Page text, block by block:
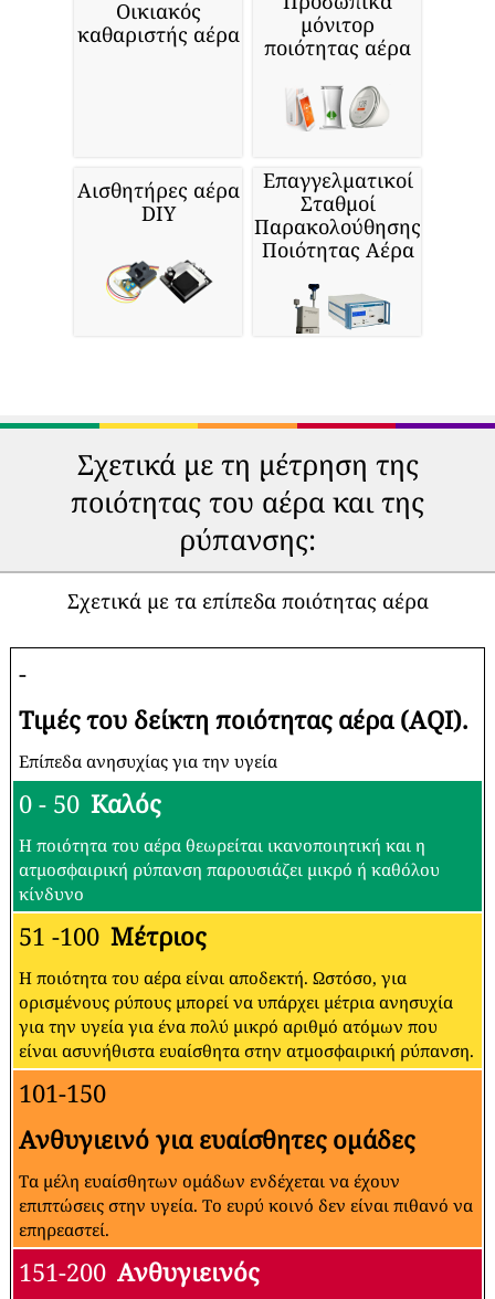
Οικιακός
καθαριστής αέρα
μόνιτορ
ποιότητας αέρα
Αισθητήρες αέρα
DIY
Επαγγελματικοί
Σταθμοί
Παρακολούθησης
Ποιότητας Αέρα
Σχετικά με τη μέτρηση της
ποιότητας του αέρα και της
ρύπανσης:
Σχετικά με τα επίπεδα ποιότητας αέρα
-
Τιμές του δείκτη ποιότητας αέρα (AQI).
Επίπεδα ανησυχίας για την υγεία
0 - 50 Καλός
Η ποιότητα του αέρα θεωρείται ικανοποιητική και η
ατμοσφαιρική ρύπανση παρουσιάζει μικρό ή καθόλου
κίνδυνο
51 -100 Μέτριος
Η ποιότητα του αέρα είναι αποδεκτή. Ωστόσο, για
ορισμένους ρύπους μπορεί να υπάρχει μέτρια ανησυχία
για την υγεία για ένα πολύ μικρό αριθμό ατόμων που
είναι ασυνήθιστα ευαίσθητα στην ατμοσφαιρική ρύπανση.
101-150
Ανθυγιεινό για ευαίσθητες ομάδες
Τα μέλη ευαίσθητων ομάδων ενδέχεται να έχουν
επιπτώσεις στην υγεία. Το ευρύ κοινό δεν είναι πιθανό να
επηρεαστεί.
151-200 Ανθυγιεινός